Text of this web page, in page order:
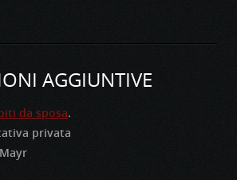
AGGIUNTIVE
da sposa.
privata
Mayr